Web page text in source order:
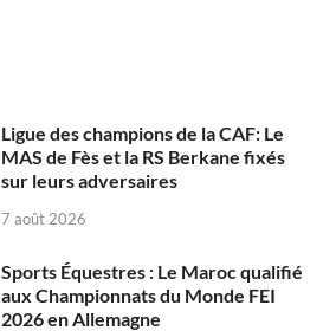
Ligue des champions de la CAF: Le
MAS de Fès et la RS Berkane fixés
sur leurs adversaires
7 août 2026
Sports Équestres : Le Maroc qualifié
aux Championnats du Monde FEI
2026 en Allemagne